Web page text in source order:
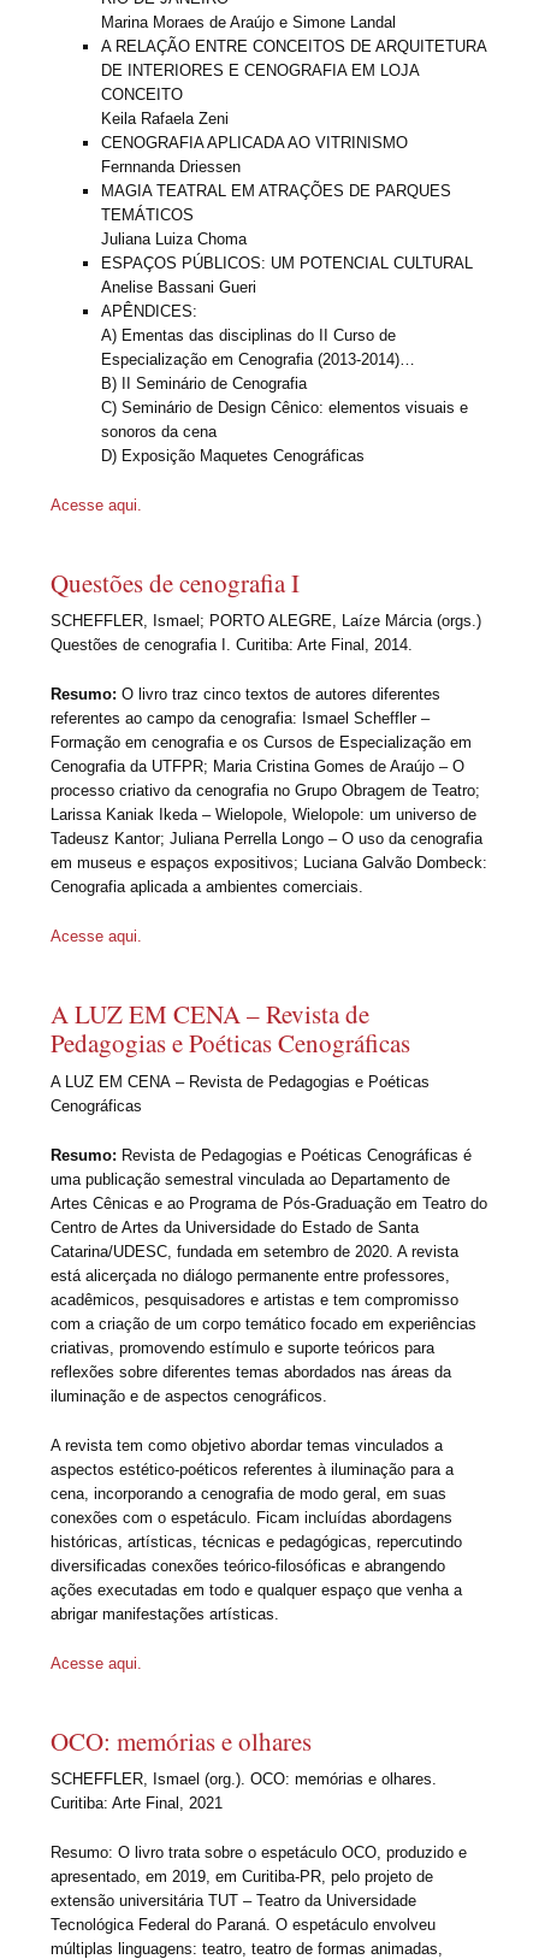
Marina Moraes de Araújo e Simone Landal
A RELAÇÃO ENTRE CONCEITOS DE ARQUITETURA
DE INTERIORES E CENOGRAFIA EM LOJA
CONCEITO
Keila Rafaela Zeni
CENOGRAFIA APLICADA AO VITRINISMO
Fernnanda Driessen
MAGIA TEATRAL EM ATRAÇÕES DE PARQUES
TEMÁTICOS
Juliana Luiza Choma
ESPAÇOS PÚBLICOS: UM POTENCIAL CULTURAL
Anelise Bassani Gueri
APÊNDICES:
A) Ementas das disciplinas do II Curso de
Especialização em Cenografia (2013-2014)…
B) II Seminário de Cenografia
C) Seminário de Design Cênico: elementos visuais e
sonoros da cena
D) Exposição Maquetes Cenográficas
Acesse aqui.
Questões de cenografia I
SCHEFFLER, Ismael; PORTO ALEGRE, Laíze Márcia (orgs.)
Questões de cenografia I. Curitiba: Arte Final, 2014.
Resumo: O livro traz cinco textos de autores diferentes
referentes ao campo da cenografia: Ismael Scheffler –
Formação em cenografia e os Cursos de Especialização em
Cenografia da UTFPR; Maria Cristina Gomes de Araújo – O
processo criativo da cenografia no Grupo Obragem de Teatro;
Larissa Kaniak Ikeda – Wielopole, Wielopole: um universo de
Tadeusz Kantor; Juliana Perrella Longo – O uso da cenografia
em museus e espaços expositivos; Luciana Galvão Dombeck:
Cenografia aplicada a ambientes comerciais.
Acesse aqui.
A LUZ EM CENA – Revista de
Pedagogias e Poéticas Cenográficas
A LUZ EM CENA – Revista de Pedagogias e Poéticas
Cenográficas
Resumo: Revista de Pedagogias e Poéticas Cenográficas é
uma publicação semestral vinculada ao Departamento de
Artes Cênicas e ao Programa de Pós-Graduação em Teatro do
Centro de Artes da Universidade do Estado de Santa
Catarina/UDESC, fundada em setembro de 2020. A revista
está alicerçada no diálogo permanente entre professores,
acadêmicos, pesquisadores e artistas e tem compromisso
com a criação de um corpo temático focado em experiências
criativas, promovendo estímulo e suporte teóricos para
reflexões sobre diferentes temas abordados nas áreas da
iluminação e de aspectos cenográficos.
A revista tem como objetivo abordar temas vinculados a
aspectos estético-poéticos referentes à iluminação para a
cena, incorporando a cenografia de modo geral, em suas
conexões com o espetáculo. Ficam incluídas abordagens
históricas, artísticas, técnicas e pedagógicas, repercutindo
diversificadas conexões teórico-filosóficas e abrangendo
ações executadas em todo e qualquer espaço que venha a
abrigar manifestações artísticas.
Acesse aqui.
OCO: memórias e olhares
SCHEFFLER, Ismael (org.). OCO: memórias e olhares.
Curitiba: Arte Final, 2021
Resumo: O livro trata sobre o espetáculo OCO, produzido e
apresentado, em 2019, em Curitiba-PR, pelo projeto de
extensão universitária TUT – Teatro da Universidade
Tecnológica Federal do Paraná. O espetáculo envolveu
múltiplas linguagens: teatro, teatro de formas animadas,